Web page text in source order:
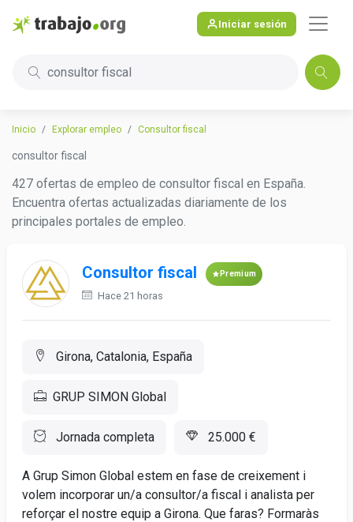
Iniciar sesión
consultor fiscal
Inicio Explorar empleo Consultor fiscal
consultor fiscal
427 ofertas de empleo de consultor fiscal en España.
Encuentra ofertas actualizadas diariamente de los
principales portales de empleo.
Consultor fiscal Premium
Hace 21 horas
Girona, Catalonia, España
GRUP SIMON Global
Jornada completa 25.000 €
A Grup Simon Global estem en fase de creixement i
volem incorporar un/a consultor/a fiscal i analista per
reforçar el nostre equip a Girona. Que faras? Formaràs